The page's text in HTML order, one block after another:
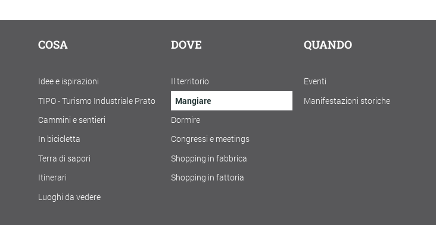
COSA
Idee e ispirazioni
TIPO - Turismo Industriale Prato
Cammini e sentieri
In bicicletta
Terra di sapori
Itinerari
Luoghi da vedere
DOVE
Il territorio
Mangiare
Dormire
Congressi e meetings
Shopping in fabbrica
Shopping in fattoria
QUANDO
Eventi
Manifestazioni storiche